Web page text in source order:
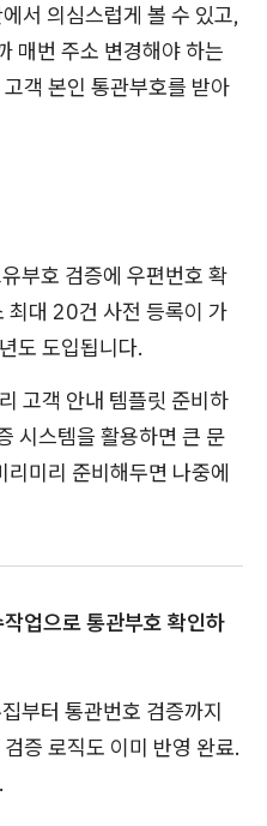
서 의심스럽게 볼 수 있고,
매번 주소 변경해야 하는
객 본인 통관부호를 받아
부호 검증에 우편번호 확
최대 20건 사전 등록이 가
도 도입됩니다.
고객 안내 템플릿 준비하
시스템을 활용하면 큰 문
미리 준비해두면 나중에
업으로 통관부호 확인하
부터 통관번호 검증까지
증 로직도 이미 반영 완료.